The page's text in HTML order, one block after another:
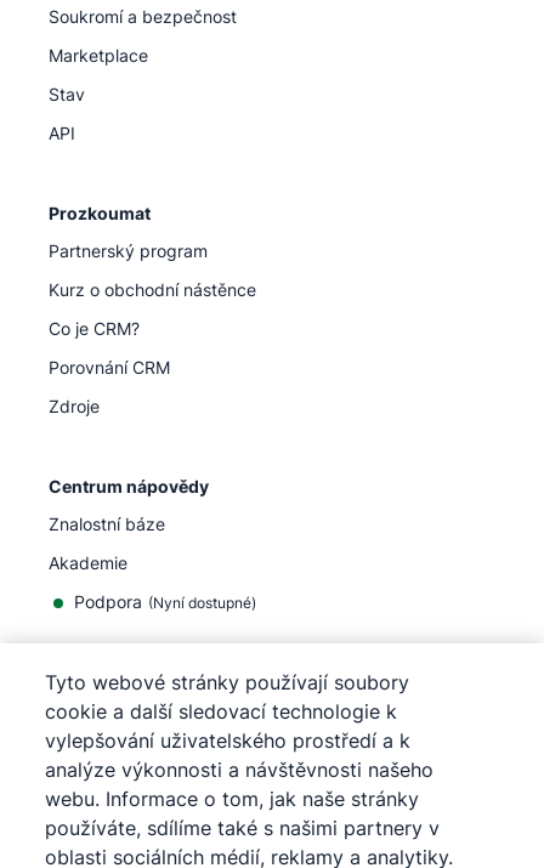
Soukromí a bezpečnost
Marketplace
Stav
API
Prozkoumat
Partnerský program
Kurz o obchodní nástěnce
Co je CRM?
Porovnání CRM
Zdroje
Centrum nápovědy
Znalostní báze
Akademie
Podpora (Nyní dostupné)
©2026Pipedrive
Pipedrive
Podmínky užívání
Pipedrive
Prohlášení o ochraně osobních údajů
Mapa stránek
Oznámení o souborech cookie
Tyto webové stránky používají soubory
cookie a další sledovací technologie k
vylepšování uživatelského prostředí a k
analýze výkonnosti a návštěvnosti našeho
webu. Informace o tom, jak naše stránky
používáte, sdílíme také s našimi partnery v
oblasti sociálních médií, reklamy a analytiky.